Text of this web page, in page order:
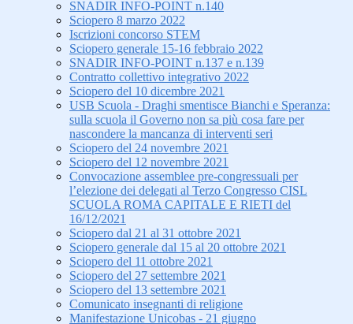
SNADIR INFO-POINT n.140
Sciopero 8 marzo 2022
Iscrizioni concorso STEM
Sciopero generale 15-16 febbraio 2022
SNADIR INFO-POINT n.137 e n.139
Contratto collettivo integrativo 2022
Sciopero del 10 dicembre 2021
USB Scuola - Draghi smentisce Bianchi e Speranza:
sulla scuola il Governo non sa più cosa fare per
nascondere la mancanza di interventi seri
Sciopero del 24 novembre 2021
Sciopero del 12 novembre 2021
Convocazione assemblee pre-congressuali per
l’elezione dei delegati al Terzo Congresso CISL
SCUOLA ROMA CAPITALE E RIETI del
16/12/2021
Sciopero dal 21 al 31 ottobre 2021
Sciopero generale dal 15 al 20 ottobre 2021
Sciopero del 11 ottobre 2021
Sciopero del 27 settembre 2021
Sciopero del 13 settembre 2021
Comunicato insegnanti di religione
Manifestazione Unicobas - 21 giugno